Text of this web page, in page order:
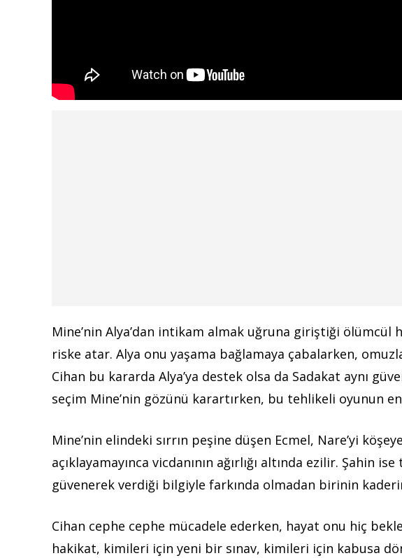
Mine’nin Alya’dan intikam almak uğruna giriştiği ölümcül
riske atar. Alya onu yaşama bağlamaya çabalarken,
Cihan bu kararda Alya’ya destek olsa da Sadakat aynı
seçim Mine’nin gözünü karartırken, bu tehlikeli oyunun
Mine’nin elindeki sırrın peşine düşen Ecmel, Nare’yi
açıklayamayınca vicdanının ağırlığı altında ezilir. Şahin
güvenerek verdiği bilgiyle farkında olmadan birinin
Cihan cephe cephe mücadele ederken, hayat onu hiç
hakikat, kimileri için yeni bir sınav, kimileri için kabusa